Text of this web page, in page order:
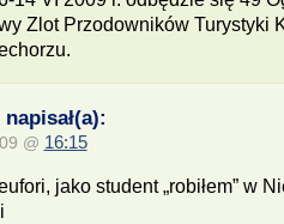
Zlot Przodowników Turystyki
@ 16:15
jako student „robiłem” w